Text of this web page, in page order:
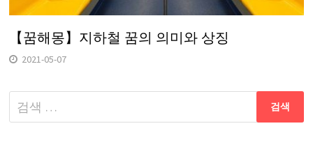
【꿈해몽】지하철 꿈의 의미와 상징
2021-05-07
다
음